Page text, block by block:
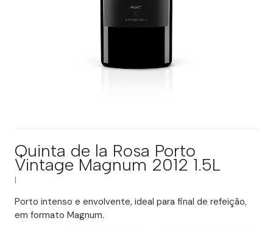
Quinta de la Rosa Porto
Vintage Magnum 2012 1.5L
Porto intenso e envolvente, ideal para final de refeição,
em formato Magnum.